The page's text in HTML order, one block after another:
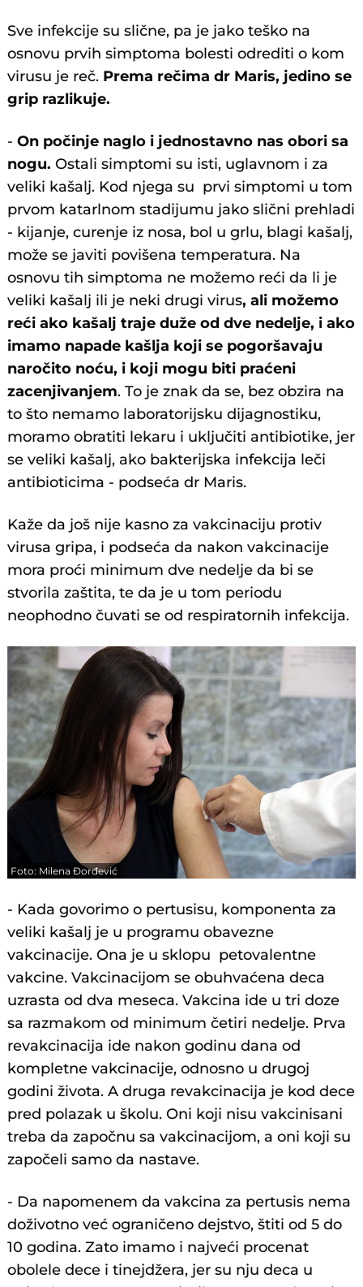
Sve infekcije su slične, pa je jako teško na
osnovu prvih simptoma bolesti odrediti o kom
virusu je reč. Prema rečima dr Maris, jedino se
grip razlikuje.
- On počinje naglo i jednostavno nas obori sa
nogu. Ostali simptomi su isti, uglavnom i za
veliki kašalj. Kod njega su prvi simptomi u tom
prvom katarlnom stadijumu jako slični prehladi
- kijanje, curenje iz nosa, bol u grlu, blagi kašalj,
može se javiti povišena temperatura. Na
osnovu tih simptoma ne možemo reći da li je
veliki kašalj ili je neki drugi virus, ali možemo
reći ako kašalj traje duže od dve nedelje, i ako
imamo napade kašlja koji se pogoršavaju
naročito noću, i koji mogu biti praćeni
zacenjivanjem. To je znak da se, bez obzira na
to što nemamo laboratorijsku dijagnostiku,
moramo obratiti lekaru i uključiti antibiotike, jer
se veliki kašalj, ako bakterijska infekcija leči
antibioticima - podseća dr Maris.
Kaže da još nije kasno za vakcinaciju protiv
virusa gripa, i podseća da nakon vakcinacije
mora proći minimum dve nedelje da bi se
stvorila zaštita, te da je u tom periodu
neophodno čuvati se od respiratornih infekcija.
Foto: Milena Đorđević
- Kada govorimo o pertusisu, komponenta za
veliki kašalj je u programu obavezne
vakcinacije. Ona je u sklopu petovalentne
vakcine. Vakcinacijom se obuhvaćena deca
uzrasta od dva meseca. Vakcina ide u tri doze
sa razmakom od minimum četiri nedelje. Prva
revakcinacija ide nakon godinu dana od
kompletne vakcinacije, odnosno u drugoj
godini života. A druga revakcinacija je kod dece
pred polazak u školu. Oni koji nisu vakcinisani
treba da započnu sa vakcinacijom, a oni koji su
započeli samo da nastave.
- Da napomenem da vakcina za pertusis nema
doživotno već ograničeno dejstvo, štiti od 5 do
10 godina. Zato imamo i najveći procenat
obolele dece i tinejdžera, jer su nju deca u